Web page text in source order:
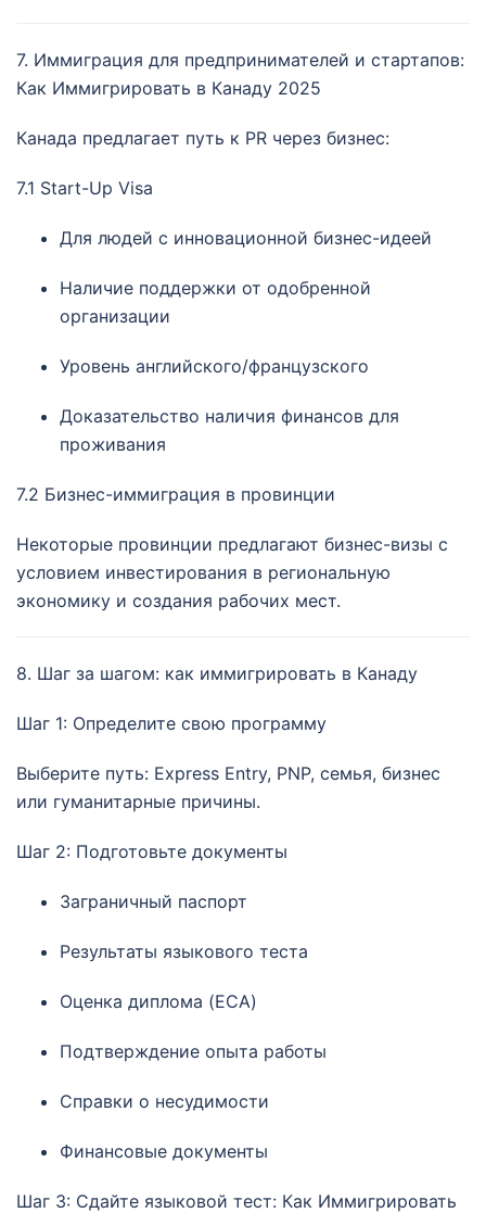
7. Иммиграция для предпринимателей и стартапов:
Как Иммигрировать в Канаду 2025
Канада предлагает путь к PR через бизнес:
7.1 Start-Up Visa
Для людей с инновационной бизнес-идеей
Наличие поддержки от одобренной
организации
Уровень английского/французского
Доказательство наличия финансов для
проживания
7.2 Бизнес-иммиграция в провинции
Некоторые провинции предлагают бизнес-визы с
условием инвестирования в региональную
экономику и создания рабочих мест.
8. Шаг за шагом: как иммигрировать в Канаду
Шаг 1: Определите свою программу
Выберите путь: Express Entry, PNP, семья, бизнес
или гуманитарные причины.
Шаг 2: Подготовьте документы
Заграничный паспорт
Результаты языкового теста
Оценка диплома (ECA)
Подтверждение опыта работы
Справки о несудимости
Финансовые документы
Шаг 3: Сдайте языковой тест: Как Иммигрировать